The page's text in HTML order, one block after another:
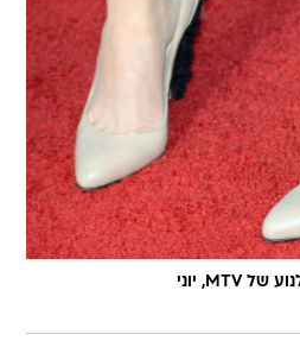
אמה סטון בטקס פרסי הקולנוע של MTV, יוני